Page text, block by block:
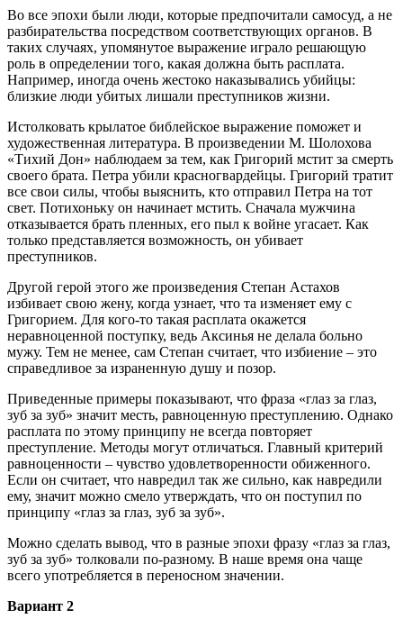
Во все эпохи были люди, которые предпочитали самосуд, а не
разбирательства посредством соответствующих органов. В
таких случаях, упомянутое выражение играло решающую
роль в определении того, какая должна быть расплата.
Например, иногда очень жестоко наказывались убийцы:
близкие люди убитых лишали преступников жизни.
Истолковать крылатое библейское выражение поможет и
художественная литература. В произведении М. Шолохова
«Тихий Дон» наблюдаем за тем, как Григорий мстит за смерть
своего брата. Петра убили красногвардейцы. Григорий тратит
все свои силы, чтобы выяснить, кто отправил Петра на тот
свет. Потихоньку он начинает мстить. Сначала мужчина
отказывается брать пленных, его пыл к войне угасает. Как
только представляется возможность, он убивает
преступников.
Другой герой этого же произведения Степан Астахов
избивает свою жену, когда узнает, что та изменяет ему с
Григорием. Для кого-то такая расплата окажется
неравноценной поступку, ведь Аксинья не делала больно
мужу. Тем не менее, сам Степан считает, что избиение – это
справедливое за израненную душу и позор.
Приведенные примеры показывают, что фраза «глаз за глаз,
зуб за зуб» значит месть, равноценную преступлению. Однако
расплата по этому принципу не всегда повторяет
преступление. Методы могут отличаться. Главный критерий
равноценности – чувство удовлетворенности обиженного.
Если он считает, что навредил так же сильно, как навредили
ему, значит можно смело утверждать, что он поступил по
принципу «глаз за глаз, зуб за зуб».
Можно сделать вывод, что в разные эпохи фразу «глаз за глаз,
зуб за зуб» толковали по-разному. В наше время она чаще
всего употребляется в переносном значении.
Вариант 2